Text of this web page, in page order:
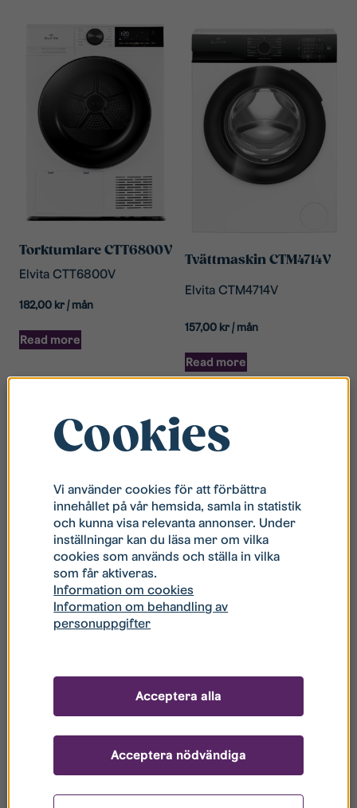
Torktumlare CTT6800V
Elvita CTT6800V
182,00 kr/ mån
Read more
Tvättmaskin CTM4714V
Elvita CTM4714V
157,00 kr/ mån
Read more
Toppmatad
tvättmaskin CTM5713V
175,00kr/ mån
Cookies
Vi använder cookies för att förbättra
innehållet på vår hemsida, samla in statistik
och kunna visa relevanta annonser. Under
inställningar kan du läsa mer om vilka
cookies som används och ställa in vilka
som får aktiveras.
Information om cookies
Information om behandling av
personuppgifter
Acceptera nödvändiga
Acceptera alla